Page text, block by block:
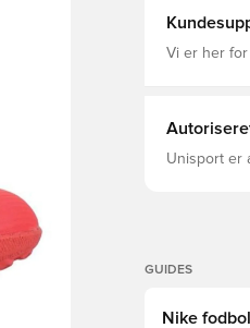
Vi er her
Unisport er
GUIDES
Nike